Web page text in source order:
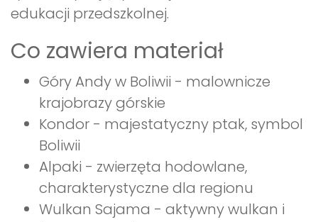
edukacji przedszkolnej.
Co zawiera materiał
Góry Andy w Boliwii - malownicze
krajobrazy górskie
Kondor - majestatyczny ptak, symbol
Boliwii
Alpaki - zwierzęta hodowlane,
charakterystyczne dla regionu
Wulkan Sajama - aktywny wulkan i